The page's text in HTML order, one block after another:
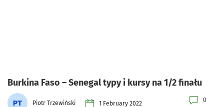
Burkina Faso – Senegal typy i kursy na 1/2 finału
Piotr Trzewiński 1 February 2022 0